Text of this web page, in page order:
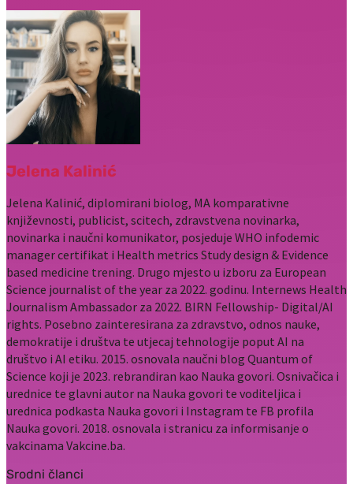
Jelena Kalinić
Jelena Kalinić, diplomirani biolog, MA komparativne
književnosti, publicist, scitech, zdravstvena novinarka,
novinarka i naučni komunikator, posjeduje WHO infodemic
manager certifikat i Health metrics Study design & Evidence
based medicine trening. Drugo mjesto u izboru za European
Science journalist of the year za 2022. godinu. Internews Health
Journalism Ambassador za 2022. BIRN Fellowship- Digital/AI
rights. Posebno zainteresirana za zdravstvo, odnos nauke,
demokratije i društva te utjecaj tehnologije poput AI na
društvo i AI etiku. 2015. osnovala naučni blog Quantum of
Science koji je 2023. rebrandiran kao Nauka govori. Osnivačica i
urednice te glavni autor na Nauka govori te voditeljica i
urednica podkasta Nauka govori i Instagram te FB profila
Nauka govori. 2018. osnovala i stranicu za informisanje o
vakcinama Vakcine.ba.
Srodni članci